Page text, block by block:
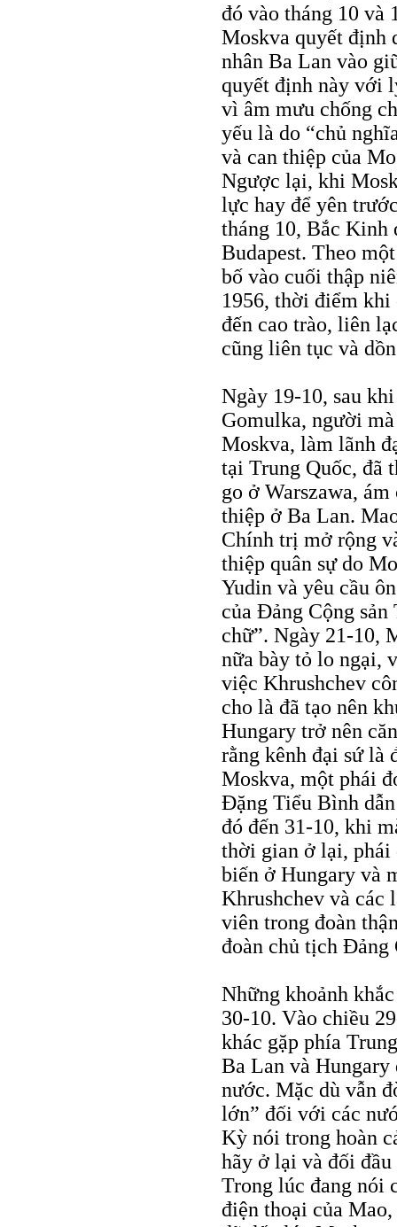
đó vào tháng 10 và
Moskva quyết định
nhân Ba Lan vào
quyết định này với
vì âm mưu chống
yếu là do “chủ
và can thiệp của
Ngược lại, khi
lực hay để yên
tháng 10, Bắc Kinh
Budapest. Theo
bố vào cuối thập
1956, thời điểm khi
đến cao trào, liên
cũng liên tục và
Ngày 19-10, sau
Gomulka, người
Moskva, làm lãnh
tại Trung Quốc, đã
go ở Warszawa,
thiệp ở Ba Lan.
Chính trị mở rộng
thiệp quân sự do
Yudin và yêu cầu
của Đảng Cộng
chữ”. Ngày 21-10,
nữa bày tỏ lo ngại,
việc Khrushchev
cho là đã tạo nên
Hungary trở nên
rằng kênh đại sứ là
Moskva, một phái
Đặng Tiểu Bình
đó đến 31-10, khi
thời gian ở lại, phái
biến ở Hungary và
Khrushchev và các
viên trong đoàn
đoàn chủ tịch Đảng
Những khoảnh
30-10. Vào chiều
khác gặp phía
Ba Lan và Hungary
nước. Mặc dù vẫn
lớn” đối với các
Kỳ nói trong hoàn
hãy ở lại và đối
Trong lúc đang nói
điện thoại của